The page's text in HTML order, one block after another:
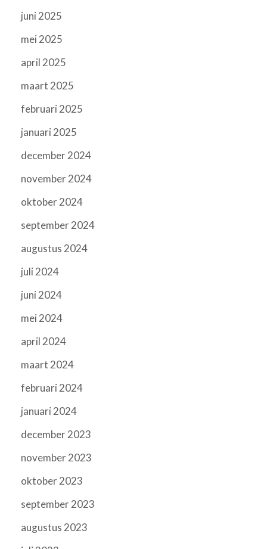
juni 2025
mei 2025
april 2025
maart 2025
februari 2025
januari 2025
december 2024
november 2024
oktober 2024
september 2024
augustus 2024
juli 2024
juni 2024
mei 2024
april 2024
maart 2024
februari 2024
januari 2024
december 2023
november 2023
oktober 2023
september 2023
augustus 2023